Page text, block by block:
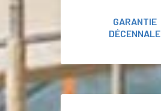
GARANTIE
DÉCENNALE